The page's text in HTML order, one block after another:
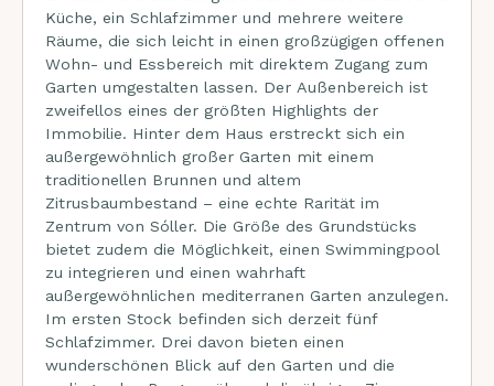
Küche, ein Schlafzimmer und mehrere weitere
Räume, die sich leicht in einen großzügigen offenen
Wohn- und Essbereich mit direktem Zugang zum
Garten umgestalten lassen. Der Außenbereich ist
zweifellos eines der größten Highlights der
Immobilie. Hinter dem Haus erstreckt sich ein
außergewöhnlich großer Garten mit einem
traditionellen Brunnen und altem
Zitrusbaumbestand – eine echte Rarität im
Zentrum von Sóller. Die Größe des Grundstücks
bietet zudem die Möglichkeit, einen Swimmingpool
zu integrieren und einen wahrhaft
außergewöhnlichen mediterranen Garten anzulegen.
Im ersten Stock befinden sich derzeit fünf
Schlafzimmer. Drei davon bieten einen
wunderschönen Blick auf den Garten und die